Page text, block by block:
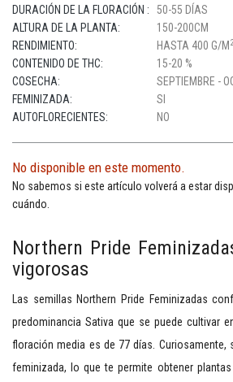
DURACIÓN DE LA FLORACIÓN :
50-55 DÍAS
ALTURA DE LA PLANTA:
150-200CM
RENDIMIENTO:
HASTA 400 G/M 2
CONTENIDO DE THC:
15-20 %
COSECHA:
SEPTIEMBRE -
FEMINIZADA:
SI
AUTOFLORECIENTES:
NO
No disponible en este momento.
No sabemos si este artículo volverá a estar
cuándo.
Northern Pride
vigorosas
Las semillas Northern Pride Feminizadas
predominancia Sativa que se puede cultivar
floración media es de 77 días. Curiosamente,
feminizada, lo que te permite obtener